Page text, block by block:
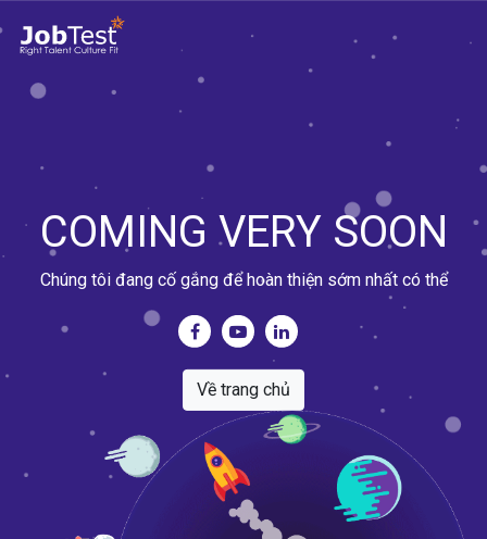
COMING VERY SOON
Chúng tôi đang cố gắng để hoàn thiện sớm nhất có thể
Về trang chủ